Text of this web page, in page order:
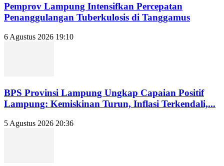
Pemprov Lampung Intensifkan Percepatan
Penanggulangan Tuberkulosis di Tanggamus
6 Agustus 2026 19:10
BPS Provinsi Lampung Ungkap Capaian Positif
Lampung: Kemiskinan Turun, Inflasi Terkendali,...
5 Agustus 2026 20:36